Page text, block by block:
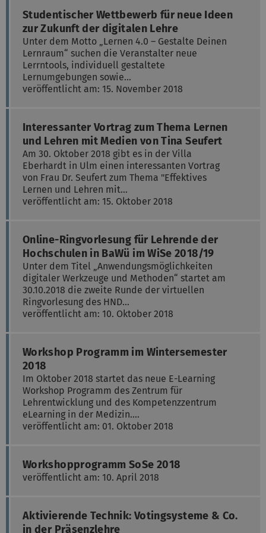
Studentischer Wettbewerb für neue Ideen
zur Zukunft der digitalen Lehre
Unter dem Motto „Lernen 4.0 – Gestalte Deinen
Lernraum“ suchen die Veranstalter neue
Lerrntools, individuell gestaltete
Lernumgebungen sowie…
veröffentlicht am: 15. November 2018
Interessanter Vortrag zum Thema Lernen
und Lehren mit Medien von Tina Seufert
Am 30. Oktober 2018 gibt es in der Villa
Eberhardt in Ulm einen interessanten Vortrag
von Frau Dr. Seufert zum Thema "Effektives
Lernen und Lehren mit…
veröffentlicht am: 15. Oktober 2018
Online-Ringvorlesung für Lehrende der
Hochschulen in BaWü im WiSe 2018/19
Unter dem Titel „Anwendungsmöglichkeiten
digitaler Werkzeuge und Methoden“ startet am
30.10.2018 die zweite Runde der virtuellen
Ringvorlesung des HND…
veröffentlicht am: 10. Oktober 2018
Workshop Programm im Wintersemester
2018
Im Oktober 2018 startet das neue E-Learning
Workshop Programm des Zentrum für
Lehrentwicklung und des Kompetenzzentrum
eLearning in der Medizin.…
veröffentlicht am: 01. Oktober 2018
Workshopprogramm SoSe 2018
veröffentlicht am: 10. April 2018
Aktivierende Technik: Votingsysteme & Co.
in der Präsenzlehre